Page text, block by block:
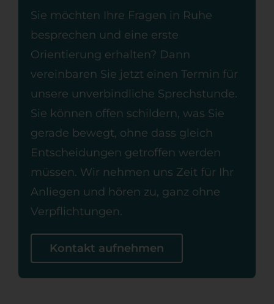
Sie möchten Ihre Fragen in Ruhe
besprechen und eine erste
Orientierung erhalten? Dann
vereinbaren Sie jetzt einen Termin für
unsere unverbindliche Sprechstunde.
Sie können offen schildern, was Sie
gerade bewegt, ohne dass gleich
Entscheidungen getroffen werden
müssen. Wir nehmen uns Zeit für Ihr
Anliegen und hören zu, ganz ohne
Verpflichtungen.
Kontakt aufnehmen